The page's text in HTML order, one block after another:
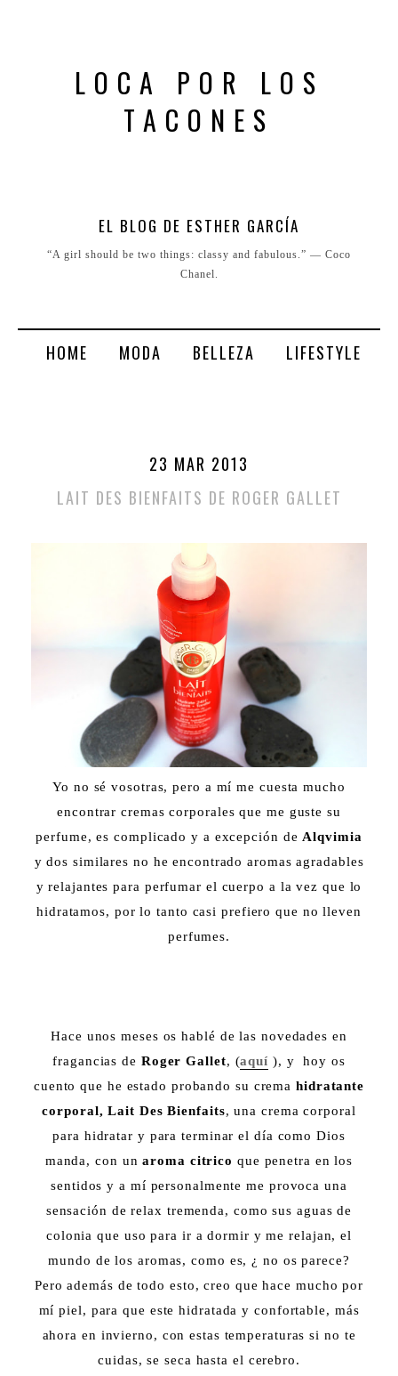
LOCA POR LOS
TACONES
EL BLOG DE ESTHER GARCÍA
“A girl should be two things: classy and fabulous.” ― Coco
Chanel.
HOME MODA BELLEZA LIFESTYLE
23 MAR 2013
LAIT DES BIENFAITS DE ROGER GALLET
Yo no sé vosotras, pero a mí me cuesta mucho
encontrar cremas corporales que me guste su
perfume, es complicado y a excepción de Alqvimia
y dos similares no he encontrado aromas agradables
y relajantes para perfumar el cuerpo a la vez que lo
hidratamos, por lo tanto casi prefiero que no lleven
perfumes.
Hace unos meses os hablé de las novedades en
fragancias de Roger Gallet, (aquí ), y hoy os
cuento que he estado probando su crema hidratante
corporal, Lait Des Bienfaits, una crema corporal
para hidratar y para terminar el día como Dios
manda, con unaroma citrico que penetra en los
sentidos y a mí personalmente me provoca una
sensación de relax tremenda, como sus aguas de
colonia que uso para ir a dormir y me relajan, el
mundo de los aromas, como es, ¿ no os parece?
Pero además de todo esto, creo que hace mucho por
mí piel, para que este hidratada y confortable, más
ahora en invierno, con estas temperaturas si no te
cuidas, se seca hasta el cerebro.